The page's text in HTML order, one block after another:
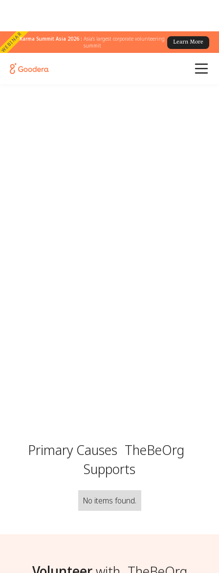
WEBINARKarma Summit Asia 2026 :Asia's largest corporate volunteering
summit
Learn More
Primary Causes TheBeOrg
Supports
No items found.